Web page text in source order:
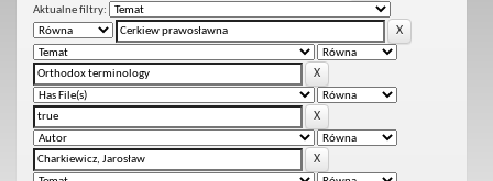
Aktualne filtry: